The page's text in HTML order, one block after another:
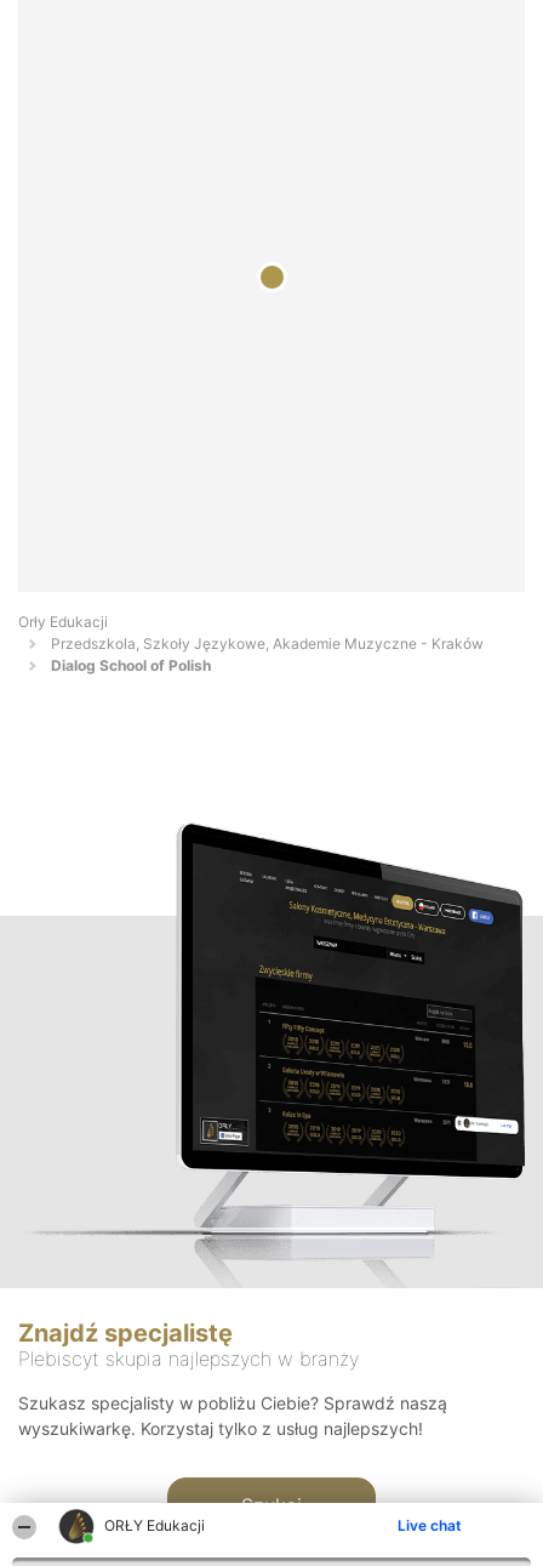
ORŁY Edukacji Live chat
Orły Edukacji
Przedszkola, Szkoły Językowe, Akademie Muzyczne - Kraków
Dialog School of Polish
Znajdź specjalistę
Plebiscyt skupia najlepszych w branży
Szukasz specjalisty w pobliżu Ciebie? Sprawdź naszą
wyszukiwarkę. Korzystaj tylko z usług najlepszych!
Szukaj